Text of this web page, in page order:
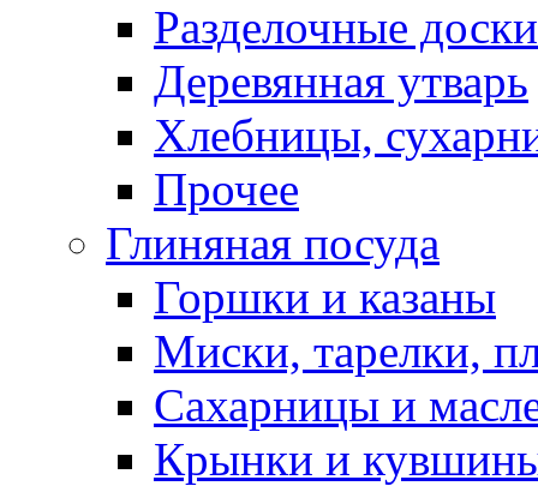
Разделочные доски
Деревянная утварь
Хлебницы,
Прочее
Глиняная посуда
Горшки и казаны
Миски, тарелки,
Сахарницы и
Крынки и